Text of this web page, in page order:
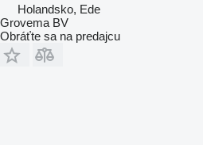
Holandsko, Ede
Grovema BV
Obráťte sa na predajcu